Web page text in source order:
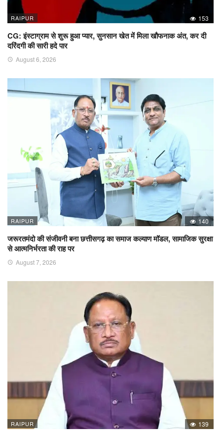
RAIPUR 153
CG: इंस्टाग्राम से शुरू हुआ प्यार, सुनसान खेत में मिला खौफनाक अंत, कर दी
दरिंदगी की सारी हदे पार
August 6, 2026
RAIPUR 140
जरूरतमंदो की संजीवनी बना छत्तीसगढ़ का समाज कल्याण मॉडल, सामाजिक सुरक्षा
से आत्मनिर्भरता की राह पर
August 7, 2026
RAIPUR 139